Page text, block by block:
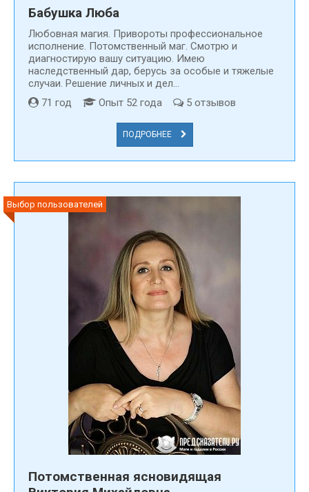
Бабушка Люба
Любовная магия. Привороты профессиональное
исполнение. Потомственный маг. Смотрю и
диагностирую вашу ситуацию. Имею
наследственный дар, берусь за особые и тяжелые
случаи. Решение личных и дел...
71 год
Опыт 52 года 5 отзывов
ПОДРОБНЕЕ
Выбор пользователей
Потомственная ясновидящая